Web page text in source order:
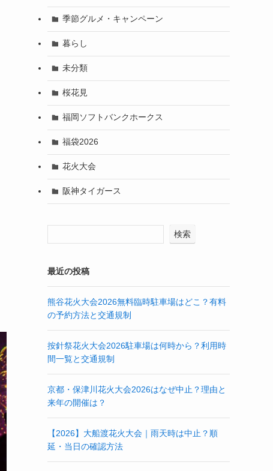
季節グルメ・キャンペーン
暮らし
未分類
桜花見
福岡ソフトバンクホークス
福袋2026
花火大会
阪神タイガース
検索
最近の投稿
熊谷花火大会2026無料臨時駐車場はどこ？有料
の予約方法と交通規制
按針祭花火大会2026駐車場は何時から？利用時
間一覧と交通規制
京都・保津川花火大会2026はなぜ中止？理由と
来年の開催は？
【2026】大船渡花火大会｜雨天時は中止？順
延・当日の確認方法